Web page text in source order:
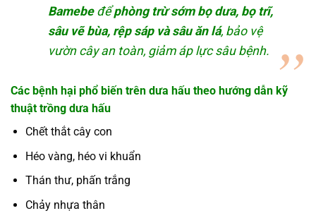
Bamebeđểphòng trừ sớm bọ dưa, bọ trĩ,
sâu vẽ bùa, rệp sáp và sâu ăn lá, bảo vệ
vườn cây an toàn, giảm áp lực sâu bệnh.
Các bệnh hại phổ biến trên dưa hấu theo hướng dẫn kỹ
thuật trồng dưa hấu
Chết thắt cây con
Héo vàng, héo vi khuẩn
Thán thư, phấn trắng
Chảy nhựa thân